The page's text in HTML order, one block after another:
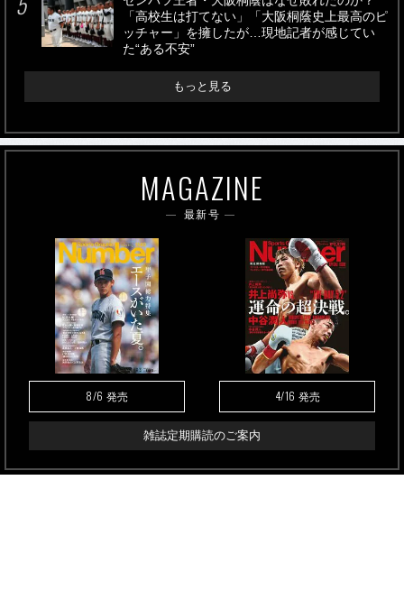
「高校生は打てない」「大阪桐蔭史上最高のピ
ッチャー」を擁したが…現地記者が感じてい
た“ある不安”
もっと見る
MAGAZINE
最新号
8/6 発売 4/16 発売
雑誌定期購読のご案内